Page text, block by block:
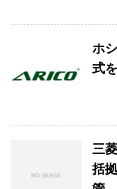
ホ
式
三
括